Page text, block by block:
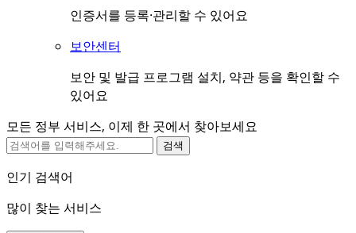
인증서를 등록·관리할 수 있어요
보안센터
보안 및 발급 프로그램 설치, 약관 등을 확인할 수
있어요
모든 정부 서비스, 이제 한 곳에서 찾아보세요
검색
인기 검색어
많이 찾는 서비스